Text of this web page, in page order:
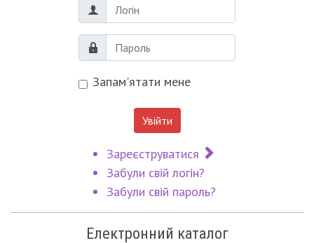
Логін
Пароль
Запам'ятати мене
Увійти
Зареєструватися
Забули свій логін?
Забули свій пароль?
Електронний каталог